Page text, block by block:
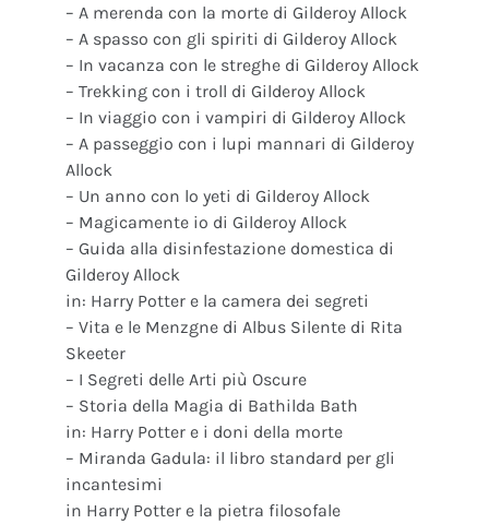
– A merenda con la morte di Gilderoy Allock
– A spasso con gli spiriti di Gilderoy Allock
– In vacanza con le streghe di Gilderoy Allock
– Trekking con i troll di Gilderoy Allock
– In viaggio con i vampiri di Gilderoy Allock
– A passeggio con i lupi mannari di Gilderoy
Allock
– Un anno con lo yeti di Gilderoy Allock
– Magicamente io di Gilderoy Allock
– Guida alla disinfestazione domestica di
Gilderoy Allock
in: Harry Potter e la camera dei segreti
– Vita e le Menzgne di Albus Silente di Rita
Skeeter
– I Segreti delle Arti più Oscure
– Storia della Magia di Bathilda Bath
in: Harry Potter e i doni della morte
– Miranda Gadula: il libro standard per gli
incantesimi
in Harry Potter e la pietra filosofale